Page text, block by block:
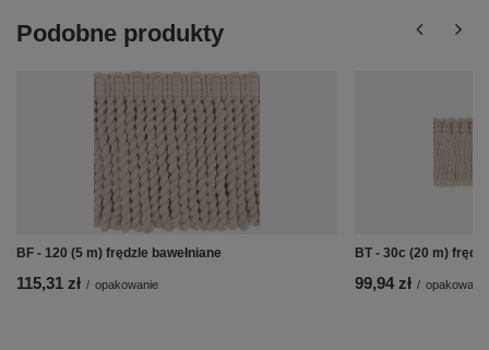
Podobne produkty
BF - 120 (5 m) frędzle bawełniane
115,31 zł / opakowanie
BT - 30c (20 m)
99,94 zł / opakowanie